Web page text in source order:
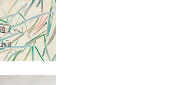
くへ」
日